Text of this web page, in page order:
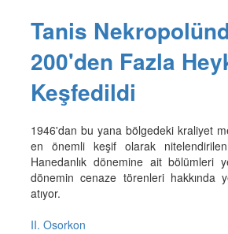
Tanis
200'den Fazla
Keşfedildi
1946'dan bu yana bölgedeki kraliyet
en önemli keşif olarak
Hanedanlık dönemine ait bölümleri
dönemin cenaze törenleri hakkında
atıyor.
II. Osorkon